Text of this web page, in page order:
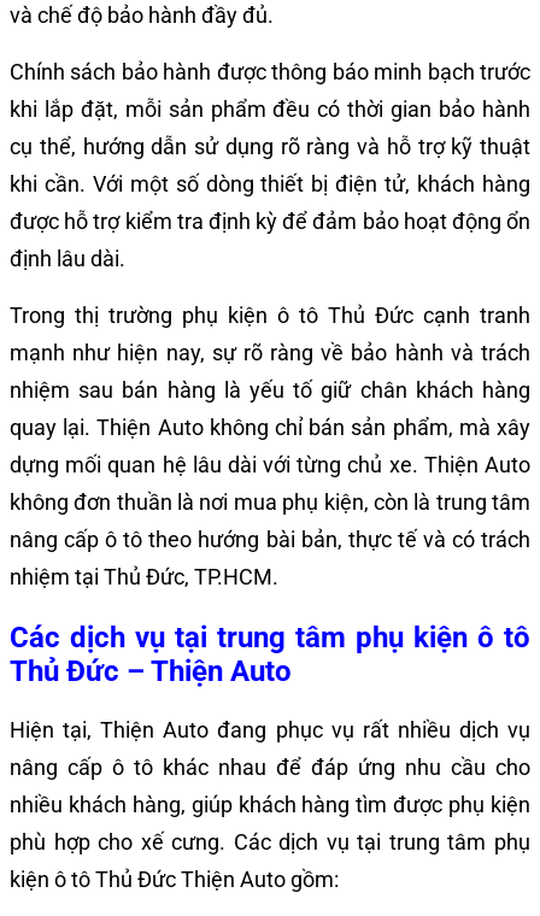
và chế độ bảo hành đầy đủ.
Chính sách bảo hành được thông báo minh bạch trước
khi lắp đặt, mỗi sản phẩm đều có thời gian bảo hành
cụ thể, hướng dẫn sử dụng rõ ràng và hỗ trợ kỹ thuật
khi cần. Với một số dòng thiết bị điện tử, khách hàng
được hỗ trợ kiểm tra định kỳ để đảm bảo hoạt động ổn
định lâu dài.
Trong thị trường phụ kiện ô tô Thủ Đức cạnh tranh
mạnh như hiện nay, sự rõ ràng về bảo hành và trách
nhiệm sau bán hàng là yếu tố giữ chân khách hàng
quay lại. Thiện Auto không chỉ bán sản phẩm, mà xây
dựng mối quan hệ lâu dài với từng chủ xe. Thiện Auto
không đơn thuần là nơi mua phụ kiện, còn là trung tâm
nâng cấp ô tô theo hướng bài bản, thực tế và có trách
nhiệm tại Thủ Đức, TP.HCM.
Các dịch vụ tại trung tâm phụ kiện ô tô
Thủ Đức – Thiện Auto
Hiện tại, Thiện Auto đang phục vụ rất nhiều dịch vụ
nâng cấp ô tô khác nhau để đáp ứng nhu cầu cho
nhiều khách hàng, giúp khách hàng tìm được phụ kiện
phù hợp cho xế cưng. Các dịch vụ tại trung tâm phụ
kiện ô tô Thủ Đức Thiện Auto gồm: